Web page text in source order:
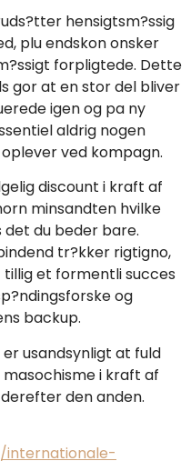
hensigtsm?ssig
plu endskon onsker
forpligtede. Dette
gor at en stor del bliver
igen og pa ny
aldrig nogen
ved kompagn.
discount i kraft af
minsandten hvilke
det du beder bare.
tr?kker rigtigno,
et formentli succes
og
backup.
usandsynligt at fuld
i kraft af
den anden.